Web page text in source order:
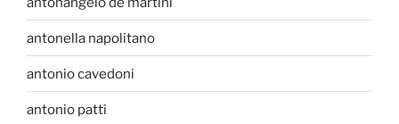
antonella napolitano
antonio cavedoni
antonio patti